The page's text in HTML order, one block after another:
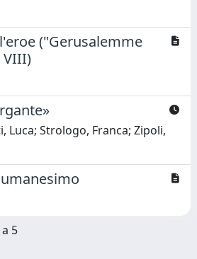
("Gerusalemme
VIII)
Luca; Strologo, Franca; Zipoli,
5